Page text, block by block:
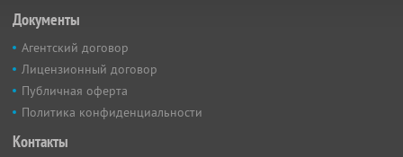
Документы
Агентский договор
Лицензионный договор
Публичная оферта
Политика конфиденциальности
Контакты